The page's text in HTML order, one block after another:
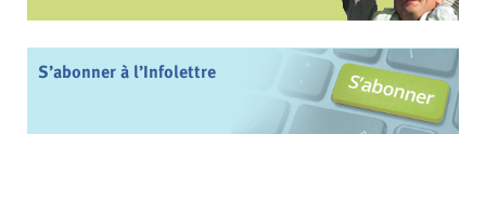
S’abonner à l’Infolettre